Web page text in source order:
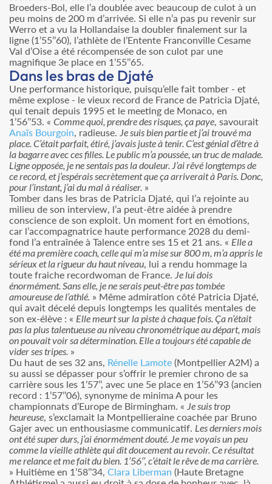
Broeders-Bol, elle l’a doublée avec beaucoup de culot à un
peu moins de 200 m d’arrivée. Si elle n’a pas pu revenir sur
Werro et a vu la Hollandaise la doubler finalement sur la
ligne (1’55’’60), l’athlète de l’Entente Franconville Cesame
Val d’Oise a été récompensée de son culot par une
magnifique 3e place en 1’55’’65.
Dans les bras de Djaté
Une performance historique, puisqu’elle fait tomber - et
même explose - le vieux record de France de Patricia Djaté,
qui tenait depuis 1995 et le meeting de Monaco, en
1’56’’53. « Comme quoi, prendre des risques, ça paye , savourait
Anaïs Bourgoin , radieuse. Je suis bien partie et j’ai trouvé ma
place. C’était parfait, étiré, j’avais juste à tenir. C’est génial d’être à
la bagarre avec ces filles. Le public m’a poussée, un truc de malade.
Ligne opposée, je ne sentais pas la douleur. J’ai rêvé longtemps de
ce record, et j’espérais secrètement que ça arriverait à Paris. Donc,
pour l’instant, j’ai du mal à réaliser. »
Tomber dans les bras de Patricia Djaté, qui l’a rejointe au
milieu de son interview, l’a peut-être aidée à prendre
conscience de son exploit. Un moment fort en émotions,
car l’accompagnatrice haute performance 2028 du demi-
fond l’a entraînée à Talence entre ses 15 et 21 ans. « Elle a
été ma première coach, celle qui m’a mise sur 800 m, m’a appris le
sérieux et la rigueur du haut niveau , lui a rendu hommage la
toute fraiche recordwoman de France. Je lui dois
énormément. Sans elle, je ne serais peut-être pas tombée
amoureuse de l’athlé. » Même admiration côté Patricia Djaté,
qui avait décelé depuis longtemps les qualités mentales de
son ex-élève : « Elle meurt sur la piste à chaque fois. Ça n’était
pas la plus talentueuse au niveau chronométrique au départ, mais
on pouvait voir sa détermination. Elle a toujours été capable de
vider ses tripes. »
Du haut de ses 32 ans, Rénelle Lamote (Montpellier A2M) a
su aussi se dépasser pour s’offrir le premier chrono de sa
carrière sous les 1’57’’, avec une 5e place en 1’56’’93 (ancien
record : 1’57’’06), synonyme de minima A pour les
championnats d’Europe de Birmingham. « Je suis trop
heureuse , s’exclamait la Montpellieraine coachée par Bruno
Gajer avec un enthousiasme communicatif. Les derniers mois
ont été super durs, j’ai énormément douté. Je me voyais un peu
comme la vieille athlète qui dit doucement au revoir. Ce résultat
me relance et me fait du bien. 1’56’’, c’était le rêve de ma carrière.
» Huitième en 1’58’’34, Clara Liberman (Haute Bretagne